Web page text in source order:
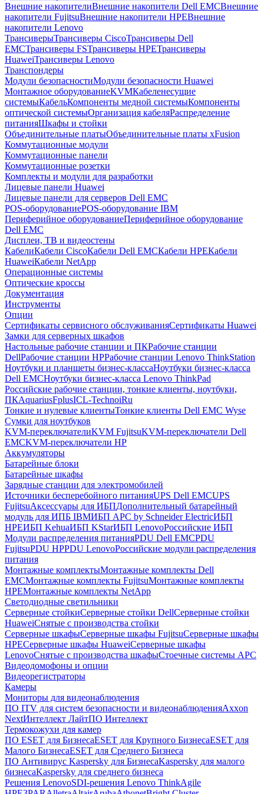
Внешние накопителиВнешние накопители Dell EMCВнешние
накопители FujitsuВнешние накопители HPEВнешние
накопители Lenovo
ТрансиверыТрансиверы CiscoТрансиверы Dell
EMCТрансиверы FSТрансиверы HPEТрансиверы
HuaweiТрансиверы Lenovo
Транспондеры
Модули безопасностиМодули безопасности Huawei
Монтажное оборудованиеKVMКабеленесущие
системыКабельКомпоненты медной системыКомпоненты
оптической системыОрганизация кабеляРаспределение
питанияШкафы и стойки
Объединительные платыОбъединительные платы xFusion
Коммутационные модули
Коммутационные панели
Коммутационные розетки
Комплекты и модули для разработки
Лицевые панели Huawei
Лицевые панели для серверов Dell EMC
POS-оборудованиеPOS-оборудование IBM
Периферийное оборудованиеПериферийное оборудование
Dell EMC
Дисплеи, ТВ и видеостены
КабелиКабели CiscoКабели Dell EMCКабели HPEКабели
HuaweiКабели NetApp
Операционные системы
Оптические кроссы
Документация
Инструменты
Опции
Сертификаты сервисного обслуживанияСертификаты Huawei
Замки для серверных шкафов
Настольные рабочие станции и ПКРабочие станции
DellРабочие станции HPРабочие станции Lenovo ThinkStation
Ноутбуки и планшеты бизнес-классаНоутбуки бизнес-класса
Dell EMCНоутбуки бизнес-класса Lenovo ThinkPad
Российские рабочие станции, тонкие клиенты, ноутбуки,
ПКAquariusFplusICL-TechnoiRu
Тонкие и нулевые клиентыТонкие клиенты Dell EMC Wyse
Сумки для ноутбуков
KVM-переключателиKVM FujitsuKVM-переключатели Dell
EMCKVM-переключатели HP
Аккумуляторы
Батарейные блоки
Батарейные шкафы
Зарядные станции для электромобилей
Источники бесперебойного питанияUPS Dell EMCUPS
FujitsuАксессуары для ИБПДополнительный батарейный
модуль для ИПБ IBMИБП APC by Schneider ElectricИБП
HPEИБП KehuaИБП KStarИБП LenovoРоссийские ИБП
Модули распределения питанияPDU Dell EMCPDU
FujitsuPDU HPPDU LenovoРоссийские модули распределения
питания
Монтажные комплектыМонтажные комплекты Dell
EMCМонтажные комплекты FujitsuМонтажные комплекты
HPEМонтажные комплекты NetApp
Светодиодные светильники
Серверные стойкиСерверные стойки DellСерверные стойки
HuaweiСнятые с производства стойки
Серверные шкафыСерверные шкафы FujitsuСерверные шкафы
HPEСерверные шкафы HuaweiСерверные шкафы
LenovoСнятые с производства шкафыСтоечные системы APC
Видеодомофоны и опции
Видеорегистраторы
Камеры
Мониторы для видеонаблюдения
ПО ITV для систем безопасности и видеонаблюденияAxxon
NextИнтеллект ЛайтПО Интеллект
Термокожухи для камер
ПО ESET для БизнесаESET для Крупного БизнесаESET для
Малого БизнесаESET для Среднего Бизнеса
ПО Антивирус Kaspersky для БизнесаKaspersky для малого
бизнесаKaspersky для среднего бизнеса
Решения LenovoSDI-решения Lenovo ThinkAgile